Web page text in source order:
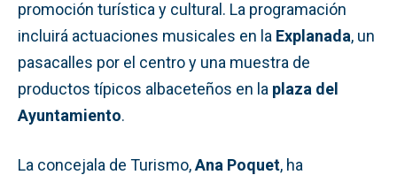
promoción turística y cultural. La programación
incluirá actuaciones musicales en la Explanada, un
pasacalles por el centro y una muestra de
productos típicos albaceteños en la plaza del
Ayuntamiento.
La concejala de Turismo,Ana Poquet, ha